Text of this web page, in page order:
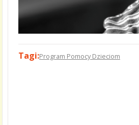
Tagi:Program Pomocy Dzieciom